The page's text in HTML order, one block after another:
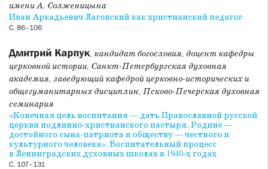
РазделПубликация источников
материалы, отражающие тематику номера. В нем
публикуются: статья православного педагога и
общественного деятеля А. А. Ершовой «Религиозное
обучение в школе» (подготовка текста к публикации, вступ.
статья и комм. О. В. Синицыной); протокол заседания
Временного высшего церковного управления на Юго-
Востоке России от 11 августа 1920 г., на котором
рассматривался вопрос об открытии высшей богословской
школы в Крыму (вступ. статья и комм. Ю. А. Бирюковой);
«Основные положения объединенной организации витязей
и дружинниц РСХД» (подготовка текста к публикации,
вступ. статья и комм. У. А. Гутнер).
имени А. Солженицына
Иван Аркадьевич Лаговский как христианский педагог
С. 86–106
Дмитрий Карпук, кандидат богословия, доцент кафедры
церковной истории, Санкт-Петербургская духовная
академия, заведующий кафедрой церковно-исторических и
общегуманитарных дисциплин, Псково-Печерская духовная
семинария
«Конечная цель воспитания — дать Православной русской
церкви подлинно-христианского пастыря, Родине —
достойного сына-патриота и обществу — честного и
культурного человека». Воспитательный процесс
в Ленинградских духовных школах в 1940-х годах
С. 107–131